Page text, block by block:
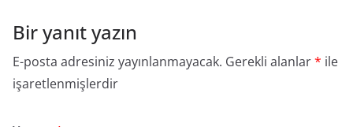
Bir yanıt yazın
E-posta adresiniz yayınlanmayacak. Gerekli alanlar* ile
işaretlenmişlerdir